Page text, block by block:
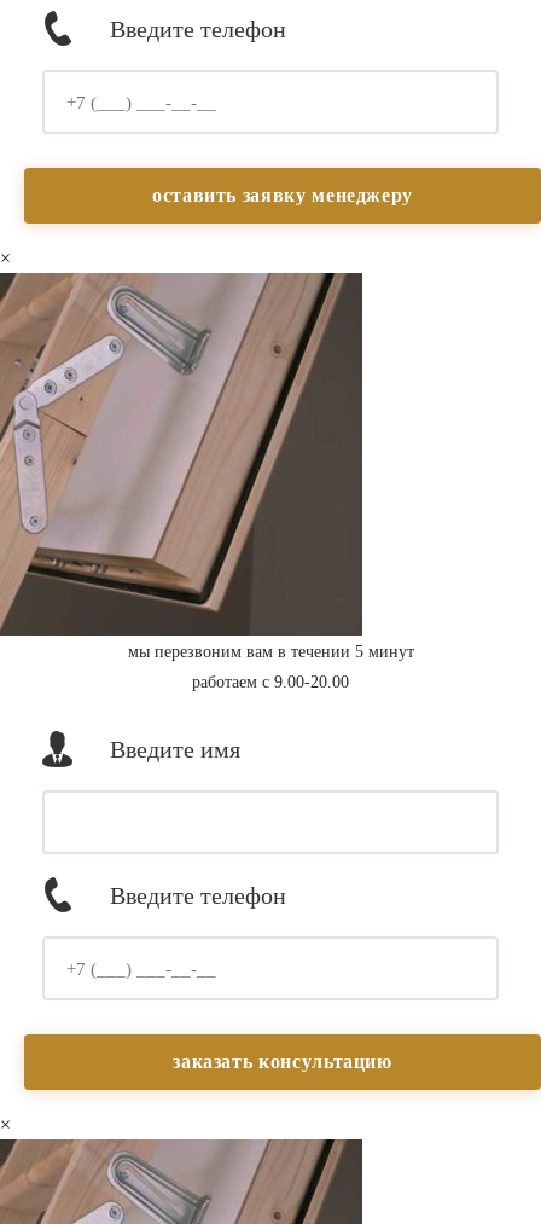
Введите телефон
×
мы перезвоним вам в течении 5 минут
работаем с 9.00-20.00
Введите имя
Введите телефон
×